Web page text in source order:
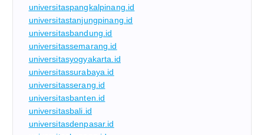
universitaspangkalpinang.id
universitastanjungpinang.id
universitasbandung.id
universitassemarang.id
universitasyogyakarta.id
universitassurabaya.id
universitasserang.id
universitasbanten.id
universitasbali.id
universitasdenpasar.id